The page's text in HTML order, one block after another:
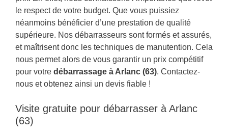
le respect de votre budget. Que vous puissiez
néanmoins bénéficier d’une prestation de qualité
supérieure. Nos débarrasseurs sont formés et assurés,
et maîtrisent donc les techniques de manutention. Cela
nous permet alors de vous garantir un prix compétitif
pour votre débarrassage à Arlanc (63). Contactez-
nous et obtenez ainsi un devis fiable !
Visite gratuite pour débarrasser à Arlanc
(63)